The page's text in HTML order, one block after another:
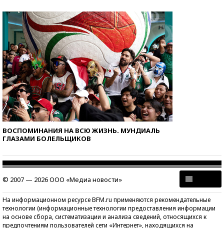
ВОСПОМИНАНИЯ НА ВСЮ ЖИЗНЬ. МУНДИАЛЬ
ГЛАЗАМИ БОЛЕЛЬЩИКОВ
© 2007 — 2026 ООО «Медиа новости»
На информационном ресурсе BFM.ru применяются рекомендательные
технологии (информационные технологии предоставления информации
на основе сбора, систематизации и анализа сведений, относящихся к
предпочтениям пользователей сети «Интернет», находящихся на